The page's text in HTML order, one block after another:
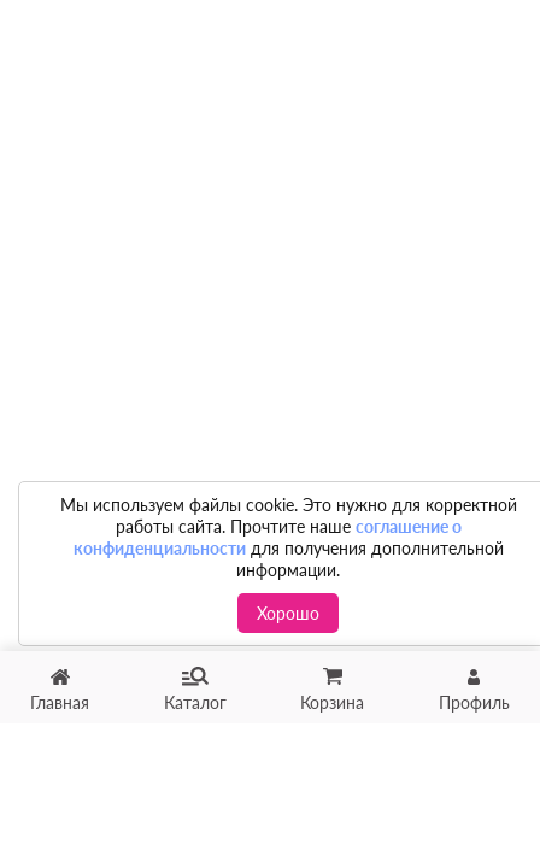
Главная Каталог Корзина Профиль
Мы используем файлы cookie. Это нужно для корректной
работы сайта. Прочтите наше соглашение о
конфиденциальностидля получения дополнительной
информации.
Хорошо